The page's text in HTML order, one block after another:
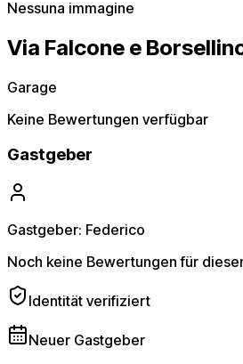
Nessuna immagine
Via Falcone e
Garage
Keine Bewertungen verfügbar
Gastgeber
Gastgeber: Federico
Noch keine Bewertungen für
Identität verifiziert
Neuer Gastgeber